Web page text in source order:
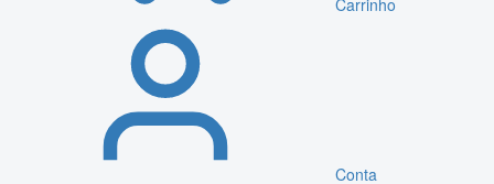
Conta